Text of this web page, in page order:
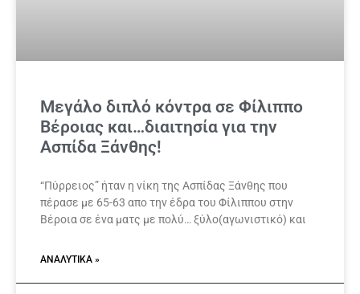
Μεγάλο διπλό κόντρα σε Φίλιππο
Βέροιας και…διαιτησία για την
Ασπίδα Ξάνθης!
“Πύρρειος” ήταν η νίκη της Ασπίδας Ξάνθης που
πέρασε με 65-63 απο την έδρα του Φίλιππου στην
Βέροια σε ένα ματς με πολύ… ξύλο(αγωνιστικό) και
ΑΝΑΛΥΤΙΚΆ »